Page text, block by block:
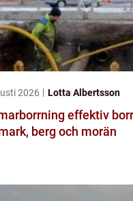
2026 Lotta Albertsson
effektiv borrning i
berg och morän